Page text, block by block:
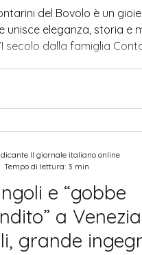
del Bovolo è un
unisce eleganza, storia e
secolo dalla famiglia
Dalla cima offre una
e “gobbe
a
grande
Il giornale italiano online
Tempo di lettura: 3 min